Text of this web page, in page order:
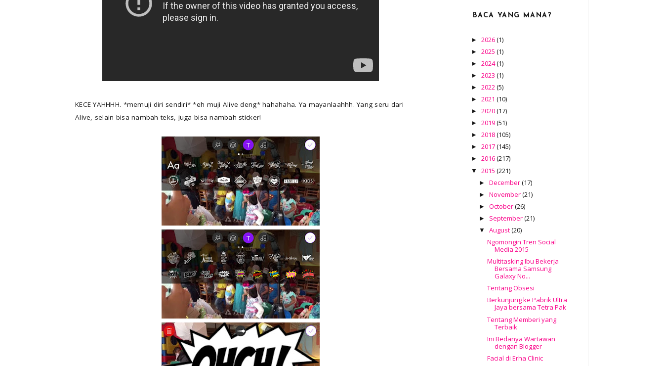
KECE YAHHHH. *memuji diri sendiri* *eh muji Alive deng* hahahaha. Ya mayanlaahhh. Yang seru dari
Alive, selain bisa nambah teks, juga bisa nambah sticker!
BACA YANG MANA?
►2026(1)
►2025(1)
►2024(1)
►2023(1)
►2022(5)
►2021(10)
►2020(17)
►2019(51)
►2018(105)
►2017(145)
►2016(217)
▼2015(221)
► December(17)
► November(21)
► October(26)
► September(21)
▼ August(20)
Ngomongin Tren Social
Media 2015
Multitasking Ibu Bekerja
Bersama Samsung
Galaxy No...
Tentang Obsesi
Berkunjung ke Pabrik Ultra
Jaya bersama Tetra Pak
Tentang Memberi yang
Terbaik
Ini Bedanya Wartawan
dengan Blogger
Facial di Erha Clinic